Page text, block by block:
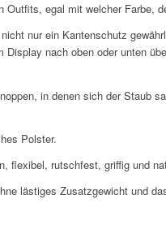
egal mit welcher Farbe,
nur ein Kantenschutz
nach oben oder unten
in denen sich der Staub
Polster.
flexibel, rutschfest, griffig und
lästiges Zusatzgewicht und